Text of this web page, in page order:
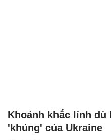
Khoảnh khắc lính dù
'khủng' của Ukraine